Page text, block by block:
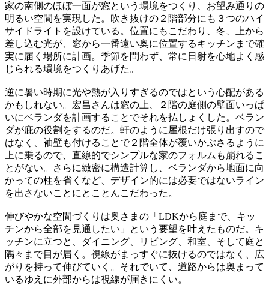
家の南側のほぼ一面が窓という環境をつくり、お望み通りの
明るい空間を実現した。吹き抜けの２階部分にも３つのハイ
サイドライトを設けている。位置にもこだわり、冬、上から
差し込む光が、窓から一番遠い奥に位置するキッチンまで確
実に届く場所に計画。季節を問わず、常に日射を心地よく感
じられる環境をつくりあげた。
逆に暑い時期に光や熱が入りすぎるのではという心配がある
かもしれない。宏昌さんは窓の上、２階の庭側の壁面いっぱ
いにベランダを計画することでそれを払しょくした。ベラン
ダが庇の役割をするのだ。軒のように屋根だけ張り出すので
はなく、袖壁も付けることで２階全体が覆いかぶさるように
上に乗るので、直線的でシンプルな家のフォルムも崩れるこ
とがない。さらに緻密に構造計算し、ベランダから地面に向
かっての柱を省くなど、デザイン的には必要ではないライン
を出さないことにとことんこだわった。
伸びやかな空間づくりは奥さまの「LDKから庭まで、キッ
チンから全部を見通したい」という要望を叶えたものだ。キ
ッチンに立つと、ダイニング、リビング、和室、そして庭と
隅々まで目が届く。視線がまっすぐに抜けるのではなく、広
がりを持って伸びていく。それでいて、道路からは奥まって
いるゆえに外部からは視線が届きにくい。